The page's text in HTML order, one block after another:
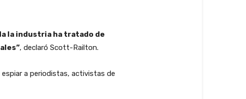
la industria ha tratado de
, declaró Scott-Railton.
a periodistas, activistas de